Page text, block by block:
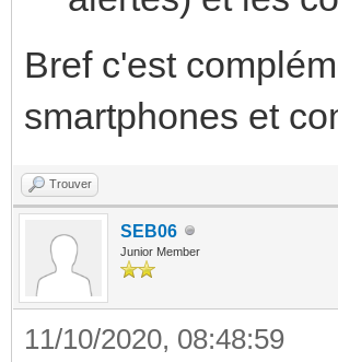
Bref c'est
smartphones et
Trouver
SEB06
Junior Member
11/10/2020, 08:48:59